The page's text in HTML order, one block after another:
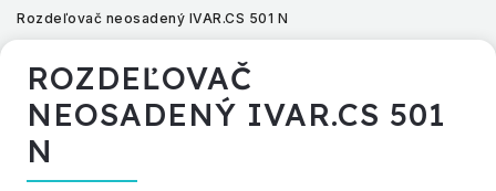
Rozdeľovač neosadený IVAR.CS 501 N
ROZDEĽOVAČ
NEOSADENÝ IVAR.CS 501
N